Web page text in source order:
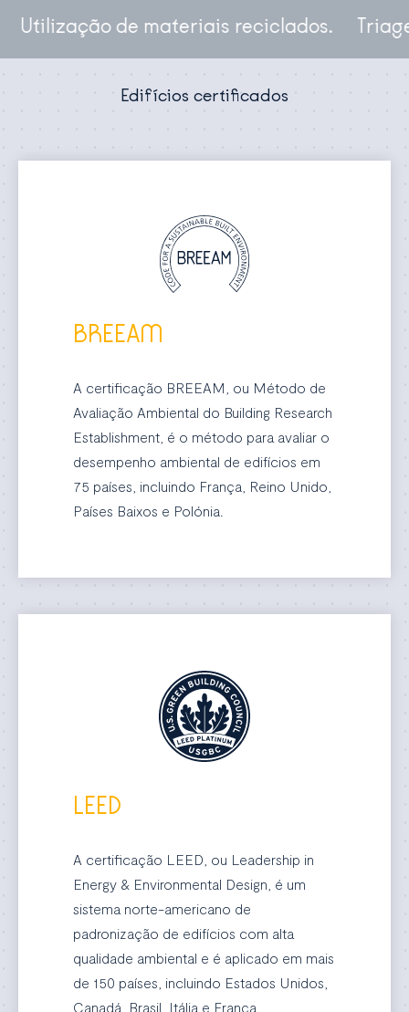
Utilização de materiais reciclados.
Edifícios certificados
BREEAM
A certificação BREEAM, ou Método de
Avaliação Ambiental do Building Research
Establishment, é o método para avaliar o
desempenho ambiental de edifícios em
75 países, incluindo França, Reino Unido,
Países Baixos e Polónia.
LEED
A certificação LEED, ou Leadership in
Energy & Environmental Design, é um
sistema norte-americano de
padronização de edifícios com alta
qualidade ambiental e é aplicado em mais
de 150 países, incluindo Estados Unidos,
Canadá, Brasil, Itália e França.